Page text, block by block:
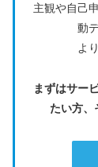
主観や自己
動
よ
まずはサー
たい方、